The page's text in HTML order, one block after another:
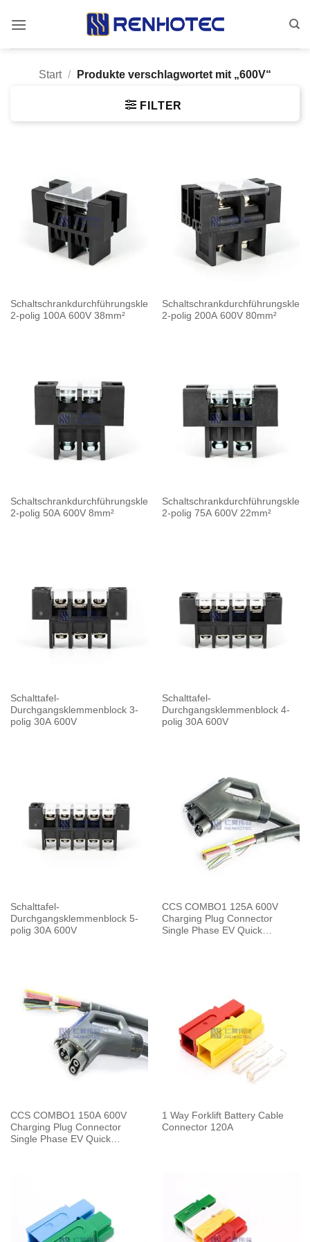
Inhalt
Start / Produkte verschlagwortet mit „600V“
FILTER
Schaltschrankdurchführungsklemme
2-polig 100A 600V 38mm²
2-polig 200A 600V 80mm²
Schaltschrankdurchführungsklemme
2-polig 50A 600V 8mm²
2-polig 75A 600V 22mm²
Schalttafel-
Durchgangsklemmenblock 3-
polig 30A 600V
Schalttafel-
Durchgangsklemmenblock 4-
polig 30A 600V
Schalttafel-
Durchgangsklemmenblock 5-
polig 30A 600V
CCS COMBO1 125A 600V
Charging Plug Connector
Single Phase EV Quick
CCS COMBO1 150A 600V
Charging Plug Connector
Single Phase EV Quick
1 Way Forklift Battery Cable
Connector 120A